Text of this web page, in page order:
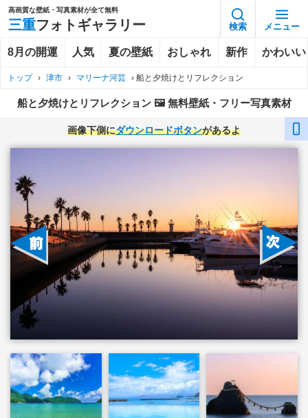
高画質な壁紙・写真素材が全て無料
三重フォトギャラリー 検索 メニュー
8月の開運 人気 夏の壁紙 おしゃれ 新作 かわいい
トップ › 津市 › マリーナ河芸 › 船と夕焼けとリフレクション
船と夕焼けとリフレクション 🖼️ 無料壁紙・フリー写真素材
画像下側にダウンロードボタンがあるよ